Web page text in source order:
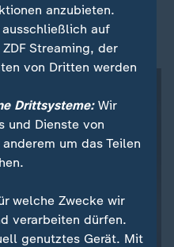
anzubieten.
auf
Streaming, der
von Dritten werden
Drittsysteme:Wir
und Dienste von
um das Teilen
welche Zwecke wir
verarbeiten dürfen.
genutztes Gerät. Mit